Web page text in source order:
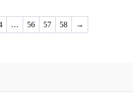
… 56 57 58 →